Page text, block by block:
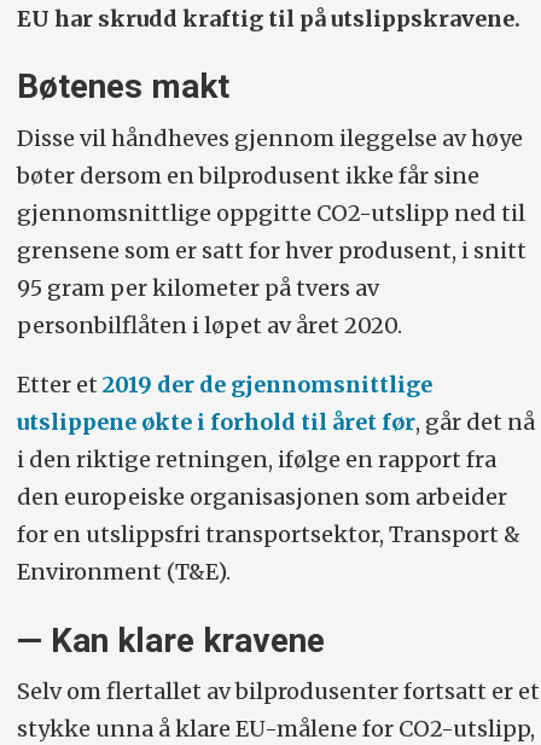
EU har skrudd kraftig til på utslippskravene.
Bøtenes makt
Disse vil håndheves gjennom ileggelse av høye
bøter dersom en bilprodusent ikke får sine
gjennomsnittlige oppgitte CO2-utslipp ned til
grensene som er satt for hver produsent, i snitt
95 gram per kilometer på tvers av
personbilflåten i løpet av året 2020.
Etter et 2019 der de gjennomsnittlige
utslippene økte i forhold til året før, går det nå
i den riktige retningen, ifølge en rapport fra
den europeiske organisasjonen som arbeider
for en utslippsfri transportsektor, Transport &
Environment (T&E).
— Kan klare kravene
Selv om flertallet av bilprodusenter fortsatt er et
stykke unna å klare EU-målene for CO2-utslipp,